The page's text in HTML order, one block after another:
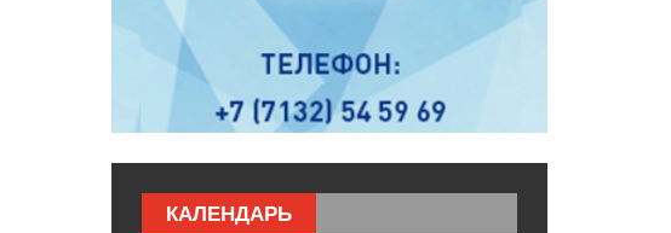
КАЛЕНДАРЬ